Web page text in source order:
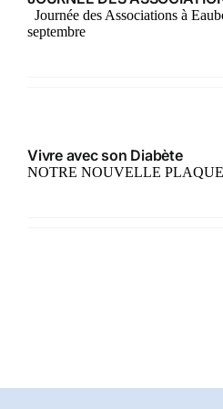
Journée des Associations à
septembre
Vivre avec son Diabète
NOTRE NOUVELLE